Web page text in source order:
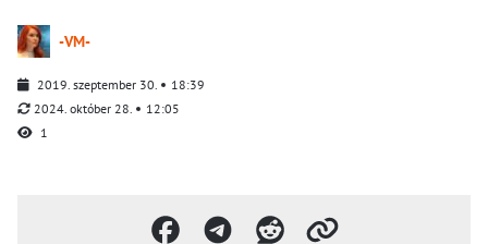
-VM-
2019. szeptember 30.
18:39
2024. október 28.
12:05
1